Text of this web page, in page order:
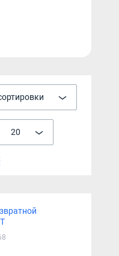
20